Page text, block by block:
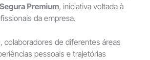
Premium, iniciativa voltada à
da empresa.
colaboradores de diferentes áreas
pessoais e trajetórias